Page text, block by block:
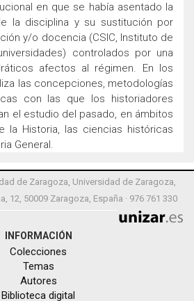
en que se había asentado la
la disciplina y su sustitución por
y/o docencia (CSIC, Instituto de
controlados por una
afectos al régimen. En los
las concepciones, metodologías
con las que los historiadores
el estudio del pasado, en ámbitos
la Historia, las ciencias históricas
General.
de Zaragoza, Universidad de Zaragoza,
12, 50009 Zaragoza, España · 976 761 330
INFORMACIÓN
Colecciones
Temas
Autores
Biblioteca digital